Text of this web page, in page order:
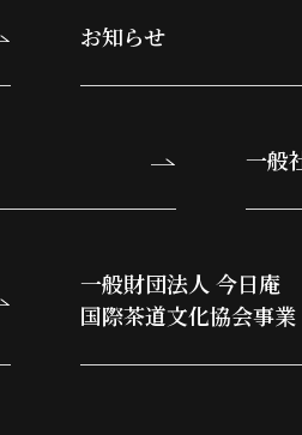
お知らせ
一般
一般財団法人 今日庵
国際茶道文化協会事業